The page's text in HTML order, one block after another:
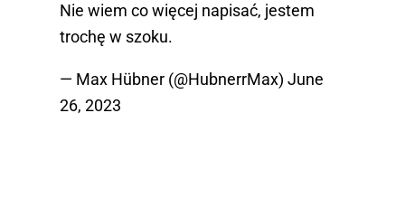
Nie wiem co więcej napisać, jestem
trochę w szoku.
— Max Hübner (@HubnerrMax) June
26, 2023